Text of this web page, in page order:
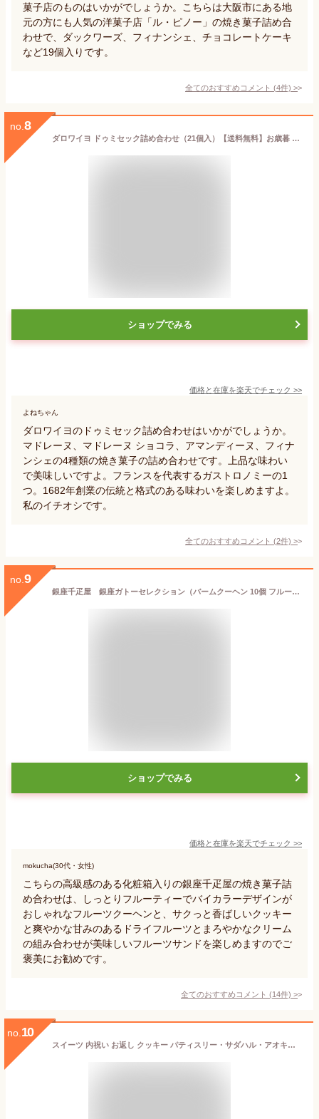
菓子店のものはいかがでしょうか。こちらは大阪市にある地
元の方にも人気の洋菓子店「ル・ピノー」の焼き菓子詰め合
わせで、ダックワーズ、フィナンシェ、チョコレートケーキ
など19個入りです。
全てのおすすめコメント (4件) >
no. 8
ダロワイヨ ドゥミセック詰め合わせ（21個入）【送料無料】お歳暮 退職 転職 異動 焼き菓子 フィナンシェ マドレーヌ コンフィダンス スイーツ 洋菓子 プレゼント ギフト 挨拶 御祝 御礼 誕生日 内祝 出産 職場 御見舞 御供 お取り寄せ 差し入れ 手土産 人気 個包装
ショップでみる
価格と在庫を楽天でチェック >>
よねちゃん
ダロワイヨのドゥミセック詰め合わせはいかがでしょうか。
マドレーヌ、マドレーヌ ショコラ、アマンディーヌ、フィナ
ンシェの4種類の焼き菓子の詰め合わせです。上品な味わい
で美味しいですよ。フランスを代表するガストロノミーの1
つ。1682年創業の伝統と格式のある味わいを楽しめますよ。
私のイチオシです。
全てのおすすめコメント (2件) >
no. 9
銀座千疋屋 銀座ガトーセレクション（バームクーヘン 10個 フルーツサンド 5個）［送料無料］［ポイント2倍］～ お中元 御中元 父の日 母の日 バームクーヘン 焼き菓子 詰め合わせ ギフト 贈り物 スイーツ プレゼント 内祝い 誕生日 お祝い 送料無料 千疋屋 ～
ショップでみる
価格と在庫を楽天でチェック >>
mokucha(30代・女性)
こちらの高級感のある化粧箱入りの銀座千疋屋の焼き菓子詰
め合わせは、しっとりフルーティーでバイカラーデザインが
おしゃれなフルーツクーヘンと、サクっと香ばしいクッキー
と爽やかな甘みのあるドライフルーツとまろやかなクリーム
の組み合わせが美味しいフルーツサンドを楽しめますのでご
褒美にお勧めです。
全てのおすすめコメント (14件) >
no. 10
スイーツ 内祝い お返し クッキー パティスリー・サダハル・アオキ・パリ コフレ アソーティモン ドゥ ビスキュイ モワイヤン（包装不可、メッセージカード別添）/ クッキー缶 お菓子 ギフト 可愛い 焼き菓子 サダハルアオキ 詰め合わせ 結婚 オシャレ gws 敬老の日